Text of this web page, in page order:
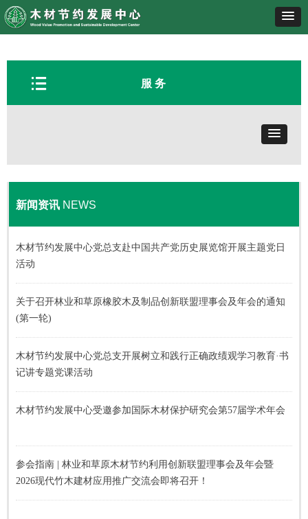
服 务
뀑
新闻资讯 NEWS
木材节约发展中心党总支赴中国共产党历史展览馆开展主题党日
活动
关于召开林业和草原橡胶木及制品创新联盟理事会及年会的通知
(第一轮)
木材节约发展中心党总支开展树立和践行正确政绩观学习教育·书
记讲专题党课活动
木材节约发展中心受邀参加国际木材保护研究会第57届学术年会
参会指南 | 林业和草原木材节约利用创新联盟理事会及年会暨
2026现代竹木建材应用推广交流会即将召开！